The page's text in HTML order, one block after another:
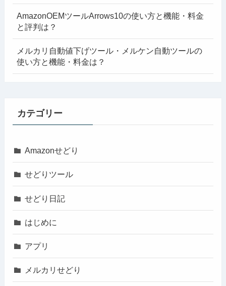
AmazonOEMツールArrows10の使い方と機能・料金
と評判は？
メルカリ自動値下げツール・メルケン自動ツールの
使い方と機能・料金は？
カテゴリー
Amazonせどり
せどりツール
せどり日記
はじめに
アプリ
メルカリせどり